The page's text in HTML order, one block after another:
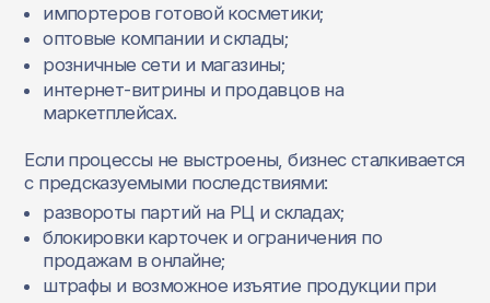
импортеров готовой косметики;
оптовые компании и склады;
розничные сети и магазины;
интернет‑витрины и продавцов на
маркетплейсах.
Если процессы не выстроены, бизнес сталкивается
с предсказуемыми последствиями:
развороты партий на РЦ и складах;
блокировки карточек и ограничения по
продажам в онлайне;
штрафы и возможное изъятие продукции при